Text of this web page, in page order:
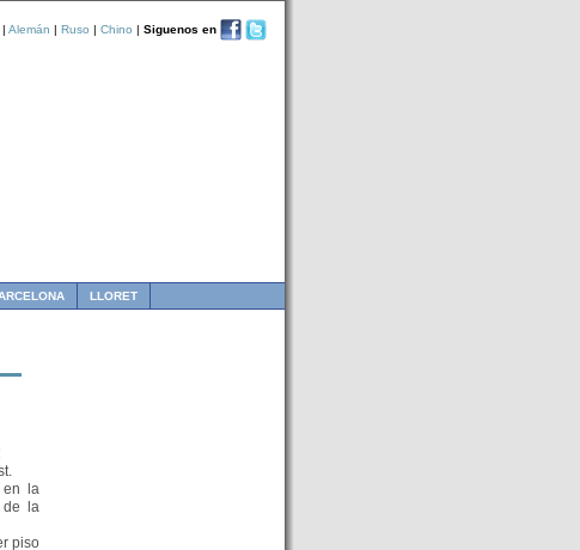
| Alemán | Ruso | Chino | Siguenos en
LLORET
la
de la
piso